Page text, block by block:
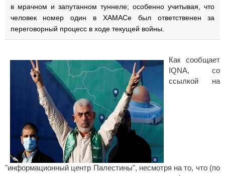
в мрачном и запутанном туннеле; особенно учитывая, что
человек номер один в ХАМАСе был ответственен за
переговорный процесс в ходе текущей войны.
Как сообщает
IQNA, со
ссылкой на
"информационный центр Палестины", несмотря на то, что (по